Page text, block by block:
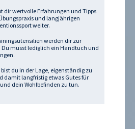
dir wertvolle Erfahrungen und Tipps
und langjährigen
weiter.
werden dir zur
Du musst lediglich ein Handtuch und
du in der Lage, eigenständig zu
damit langfristig etwas Gutes für
dein Wohlbefinden zu tun.